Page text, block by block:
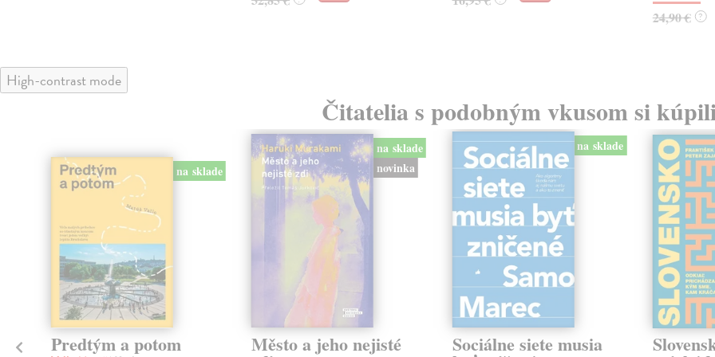
24,90 € ?
High-contrast mode
Čitatelia s podobným vkusom si
na sklade
Predtým a potom
na sklade
novinka
Město a jeho nejisté
na sklade
Sociálne siete musia